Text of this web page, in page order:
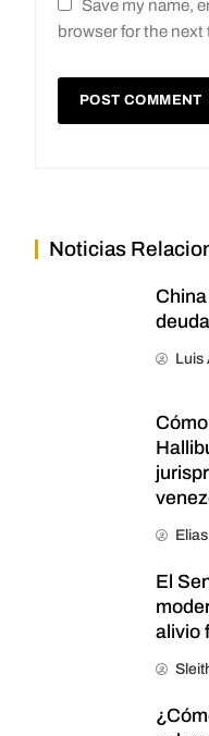
Save my name,
browser for the next
Noticias
Luis
El
alivio